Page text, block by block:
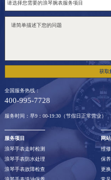
获取
全国服务热线：
400-995-7728
服务时间：早9：00-19:30（节假日正常营业）
服务项目
浪琴手表走时检测
浪琴手表防水处理
浪琴手表故障检查
网
维
保
更